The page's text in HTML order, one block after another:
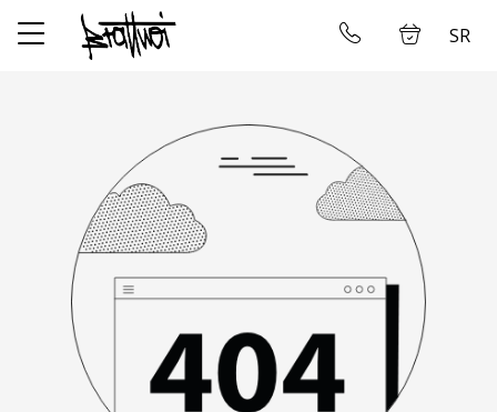
✕
Prodavnica
Kontakt
SR